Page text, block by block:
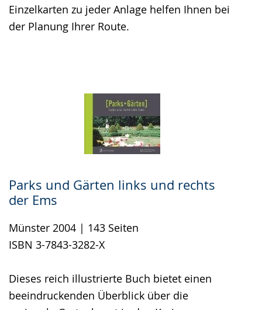
Einzelkarten zu jeder Anlage helfen Ihnen bei
der Planung Ihrer Route.
Parks und Gärten links und rechts
der Ems
Münster 2004 | 143 Seiten
ISBN 3-7843-3282-X
Dieses reich illustrierte Buch bietet einen
beeindruckenden Überblick über die